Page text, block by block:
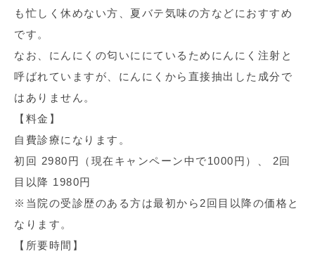
も忙しく休めない方、夏バテ気味の方などにおすすめ
です。
なお、にんにくの匂いににているためにんにく注射と
呼ばれていますが、にんにくから直接抽出した成分で
はありません。
【料金】
自費診療になります。
初回 2980円（現在キャンペーン中で1000円）、 2回
目以降 1980円
※当院の受診歴のある方は最初から2回目以降の価格と
なります。
【所要時間】